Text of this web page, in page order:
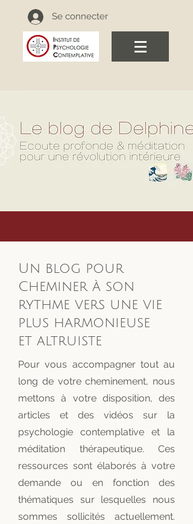
Se connecter
Un blog pour
Cheminer à son
rythme vers une vie
plus harmonieuse
et altruiste
Pour vous accompagner tout au
long de votre cheminement, nous
mettons à votre disposition, des
articles et des vidéos sur la
psychologie contemplative et la
méditation thérapeutique. Ces
ressources sont élaborés à votre
demande ou en fonction des
thématiques sur lesquelles nous
sommes sollicités actuellement.